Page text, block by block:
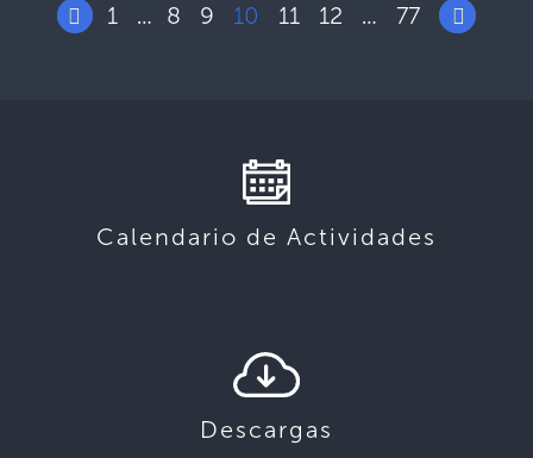
1 … 8 9 10 11 12 … 77
Calendario de Actividades
Descargas